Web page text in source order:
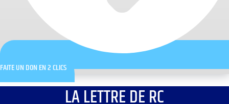
FAITE UN DON EN 2 CLICS
LA LETTRE DE RC